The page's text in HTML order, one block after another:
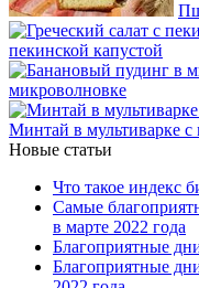
пекинской капустой
микроволновке
Минтай в мультиварке
Новые статьи
Что такое индекс
Самые
в марте 2022 года
Благоприятные
Благоприятные